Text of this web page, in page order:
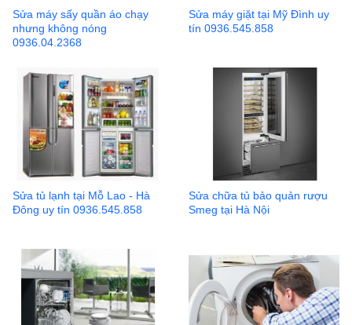
Sửa máy sấy quần áo chạy
nhưng không nóng
0936.04.2368
Sửa máy giặt tại Mỹ Đình uy
tín 0936.545.858
Sửa tủ lạnh tại Mỗ Lao - Hà
Đông uy tín 0936.545.858
Sửa chữa tủ bảo quản rượu
Smeg tại Hà Nội